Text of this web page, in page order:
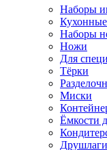
Наборы
Наборы
Ножи
Для
Тёрки
Миски
Ёмкости